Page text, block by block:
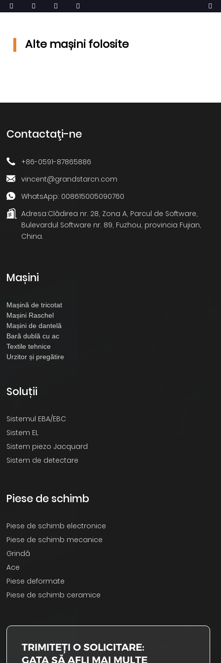
Alte mașini folosite
Contactaţi-ne
+86-0591-87865886
vincent@grandstarcn.com
WhatsApp: 008615005090760
Adresa:Clădirea nr. 28, Zona A, Parcul de Software,
Bulevardul Software nr. 89, Fuzhou, provincia Fujian,
China.
Mașini
Mașină de tricotat
Mașini Raschel
Mașini de dantelă
Bară dublă cu ac
Textile tehnice
Urzitor și pregătire
Soluții
Sistemul EBA/EBC
Sistem EL
Sistem piezo Jacquard
Sistem de detectare
Piese de schimb
Piese de schimb electronice
Piese de schimb mecanice
Grindă
Ace
Piese deformate
Piese de schimb ceramice
TRIMITEȚI O SOLICITARE:
GATA SĂ AFLI MAI MULTE